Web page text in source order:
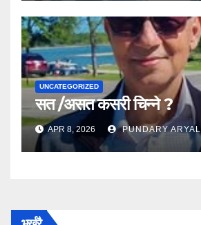
UNCATEGORIZED
सत /असत कसरी चिन्ने ?
APR 8, 2026 PUNDARY ARYAL